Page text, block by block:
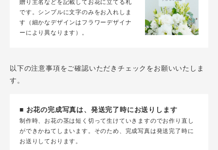
贈り主名などを記載してお花に立てる札
です。シンプルに文字のみをお入れしま
す（細かなデザインはフラワーデザイナ
ーにより異なります）。
以下の注意事項をご確認いただきチェックをお願いいたしま
す。
■ お花の完成写真は、発送完了時にお送りします
制作時、お花の茎は短く切って生けていきますのでお作り直し
ができかねてしまいます。そのため、完成写真は発送完了時に
お送りしております。